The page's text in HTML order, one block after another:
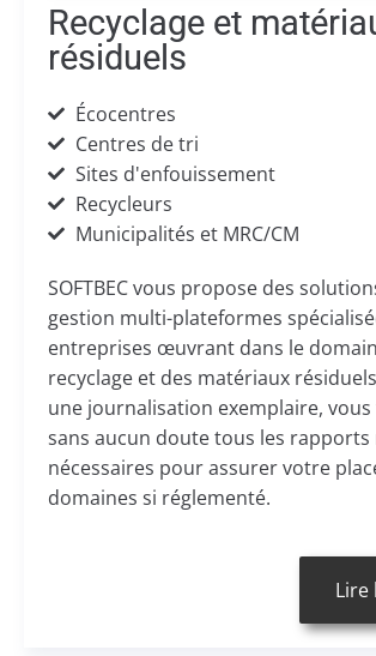
Recyclage et
résiduels
Écocentres
Centres de tri
Sites d'enfouissement
Recycleurs
Municipalités et MRC/CM
SOFTBEC vous propose des
gestion multi-plateformes
entreprises œuvrant dans le
recyclage et des matériaux
une journalisation exemplaire,
sans aucun doute tous les
nécessaires pour assurer votre
domaines si réglementé.
Lire